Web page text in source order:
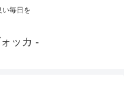
い毎日を
ッカ -